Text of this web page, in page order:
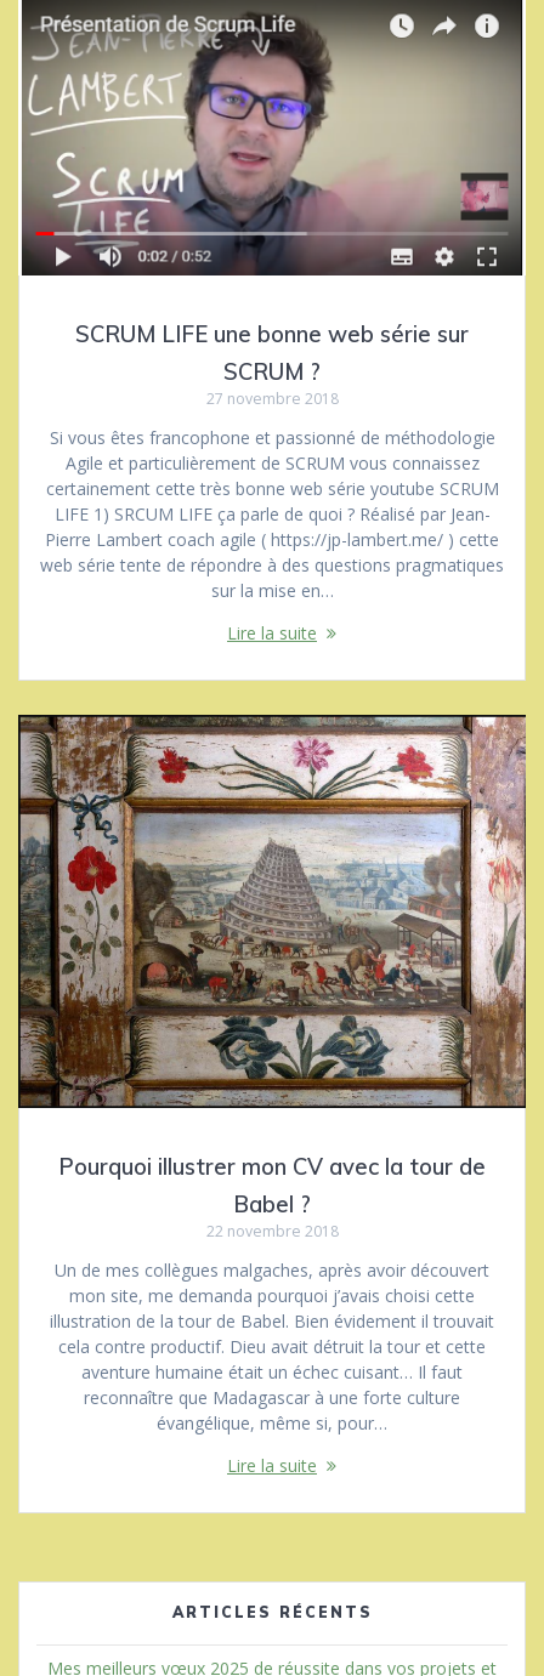
SCRUM LIFE une bonne web série sur
SCRUM ?
27 novembre 2018
Si vous êtes francophone et passionné de méthodologie
Agile et particulièrement de SCRUM vous connaissez
certainement cette très bonne web série youtube SCRUM
LIFE 1) SRCUM LIFE ça parle de quoi ? Réalisé par Jean-
Pierre Lambert coach agile ( https://jp-lambert.me/ ) cette
web série tente de répondre à des questions pragmatiques
sur la mise en…
Lire la suite
Pourquoi illustrer mon CV avec la tour de
Babel ?
22 novembre 2018
Un de mes collègues malgaches, après avoir découvert
mon site, me demanda pourquoi j’avais choisi cette
illustration de la tour de Babel. Bien évidement il trouvait
cela contre productif. Dieu avait détruit la tour et cette
aventure humaine était un échec cuisant… Il faut
reconnaître que Madagascar à une forte culture
évangélique, même si, pour…
Lire la suite
ARTICLES RÉCENTS
Mes meilleurs vœux 2025 de réussite dans vos projets et